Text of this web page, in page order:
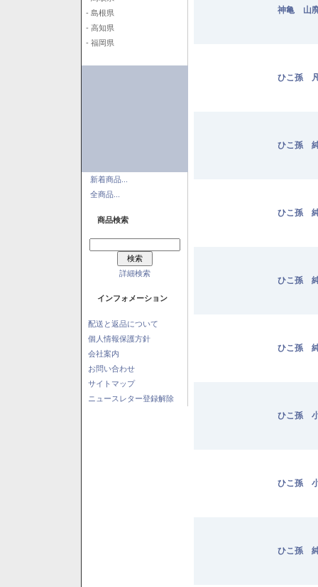
- 島根県
- 高知県
- 福岡県
新着商品...
全商品...
商品検索
詳細検索
インフォメーション
配送と返品について
個人情報保護方針
会社案内
お問い合わせ
サイトマップ
ニュースレター登録解除
神亀 山
ひこ孫
ひこ孫
ひこ孫
ひこ孫
ひこ孫
ひこ孫
ひこ孫
ひこ孫